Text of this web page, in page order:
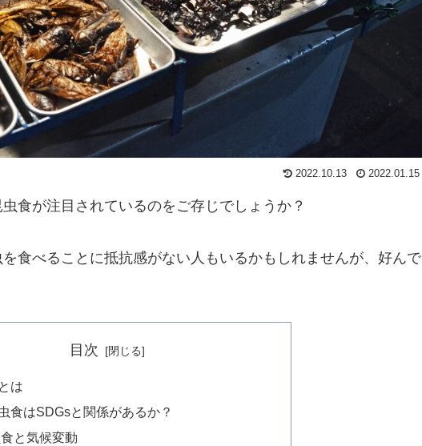
2022.10.13 2022.01.15
食が注目されているのをご存じでしょうか？
食べることに抵抗感がない人もいるかもしれませんが、好んで
目次
は
食はSDGsと関係があるか？
と気候変動